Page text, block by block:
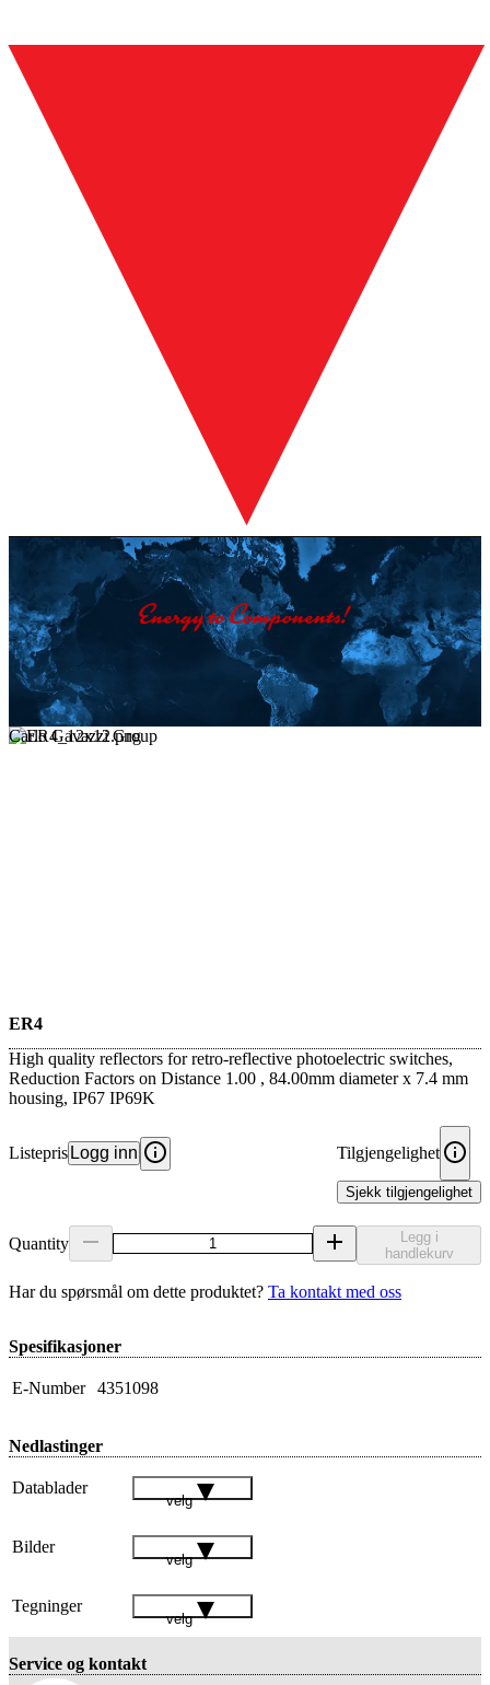
Carlo Gavazzi Group
ER4
High quality reflectors for retro-reflective photoelectric switches,
Reduction Factors on Distance 1.00 , 84.00mm diameter x 7.4 mm
housing, IP67 IP69K
Listepris Logg inn Tilgjengelighet
Sjekk tilgjengelighet
Quantity
Legg i
handlekurv
Har du spørsmål om dette produktet? Ta kontakt med oss
Spesifikasjoner
E-Number 4351098
Nedlastinger
Datablader
velg
Bilder
velg
Tegninger
velg
Service og kontakt